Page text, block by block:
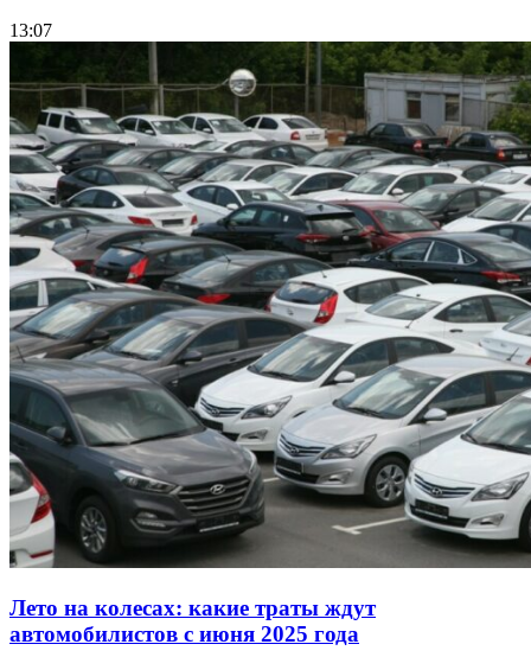
13:07
Лето на колесах: какие траты ждут
автомобилистов с июня 2025 года